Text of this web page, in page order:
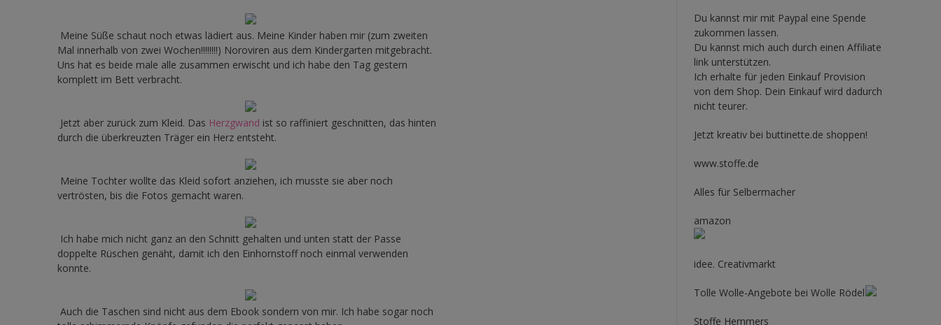
Meine Süße schaut noch etwas lädiert aus. Meine Kinder haben mir (zum zweiten
Mal innerhalb von zwei Wochen!!!!!!!!) Noroviren aus dem Kindergarten mitgebracht.
Uns hat es beide male alle zusammen erwischt und ich habe den Tag gestern
komplett im Bett verbracht.
Jetzt aber zurück zum Kleid. Das Herzgwand ist so raffiniert geschnitten, das hinten
durch die überkreuzten Träger ein Herz entsteht.
Meine Tochter wollte das Kleid sofort anziehen, ich musste sie aber noch
vertrösten, bis die Fotos gemacht waren.
Ich habe mich nicht ganz an den Schnitt gehalten und unten statt der Passe
doppelte Rüschen genäht, damit ich den Einhornstoff noch einmal verwenden
konnte.
Auch die Taschen sind nicht aus dem Ebook sondern von mir. Ich habe sogar noch
Du kannst mir mit Paypal eine Spende
zukommen lassen.
Du kannst mich auch durch einen Affiliate
link unterstützen.
Ich erhalte für jeden Einkauf Provision
von dem Shop. Dein Einkauf wird dadurch
nicht teurer.
Jetzt kreativ bei buttinette.de shoppen!
www.stoffe.de
Alles für Selbermacher
amazon
idee. Creativmarkt
Tolle Wolle-Angebote bei Wolle Rödel
Stoffe Hemmers